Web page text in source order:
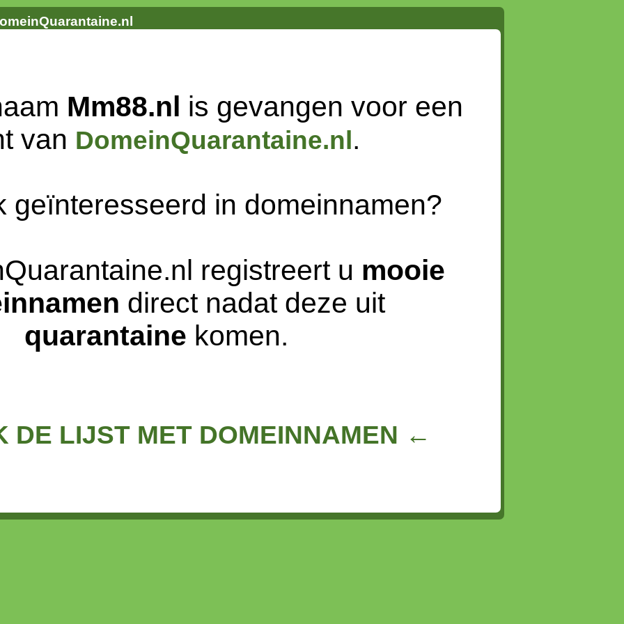
Mm88.nl is gevangen voor een
van DomeinQuarantaine.nl .
geïnteresseerd in domeinnamen?
registreert u mooie
direct nadat deze uit
quarantaine komen.
DE LIJST MET DOMEINNAMEN ←